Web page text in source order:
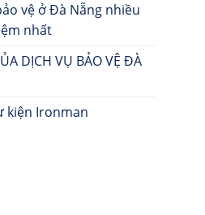
vệ ở Đà Nẵng nhiều
nhất
DỊCH VỤ BẢO VỆ ĐÀ
kiện Ironman